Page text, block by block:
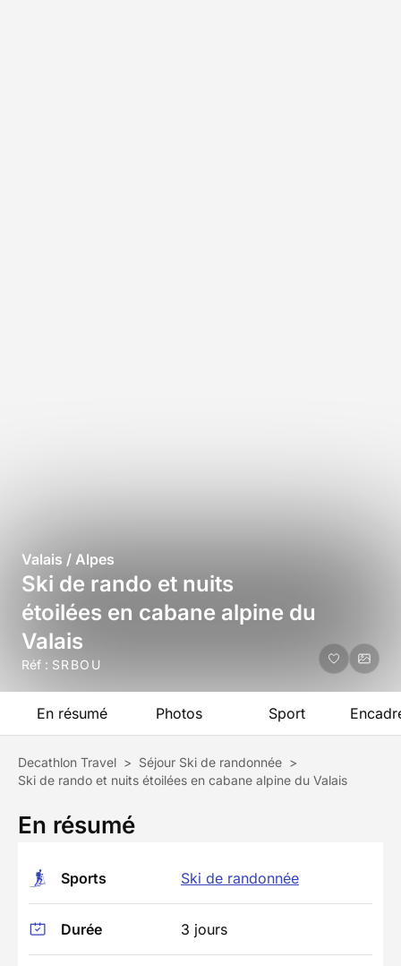
Valais / Alpes
Ski de rando et nuits
étoilées en cabane alpine du
Valais
Réf : SRBOU
En résumé Photos Sport
Decathlon Travel > Séjour Ski de randonnée >
Ski de rando et nuits étoilées en cabane alpine du Valais
En résumé
Sports Ski de randonnée
Durée 3 jours